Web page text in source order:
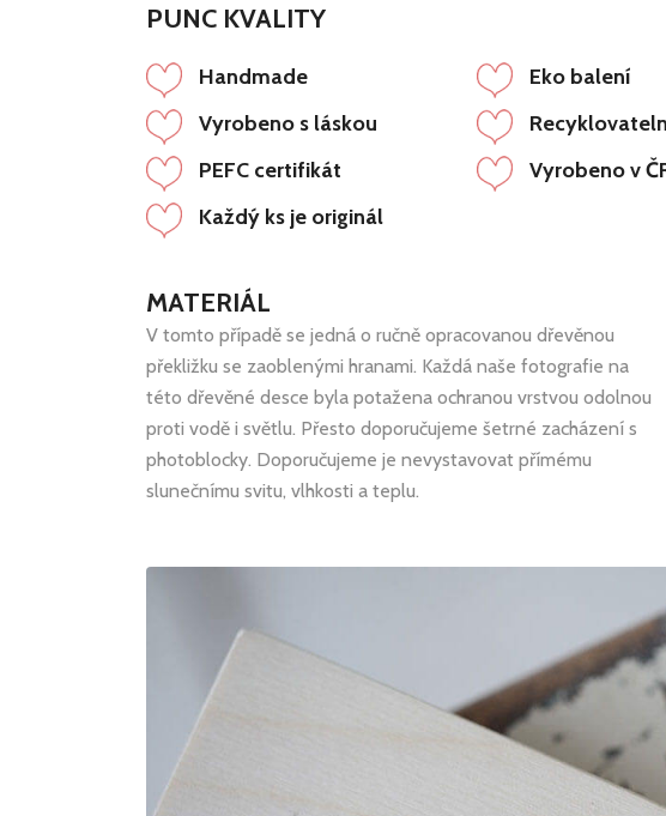
PUNC KVALITY
Handmade
Vyrobeno s láskou
PEFC certifikát
Každý ks je originál
Eko balení
Vyrobeno v
MATERIÁL
V tomto případě se jedná o ručně opracovanou dřevěnou
překližku se zaoblenými hranami. Každá naše fotografie na
této dřevěné desce byla potažena ochranou vrstvou odolnou
proti vodě i světlu. Přesto doporučujeme šetrné zacházení s
photoblocky. Doporučujeme je nevystavovat přímému
slunečnímu svitu, vlhkosti a teplu.